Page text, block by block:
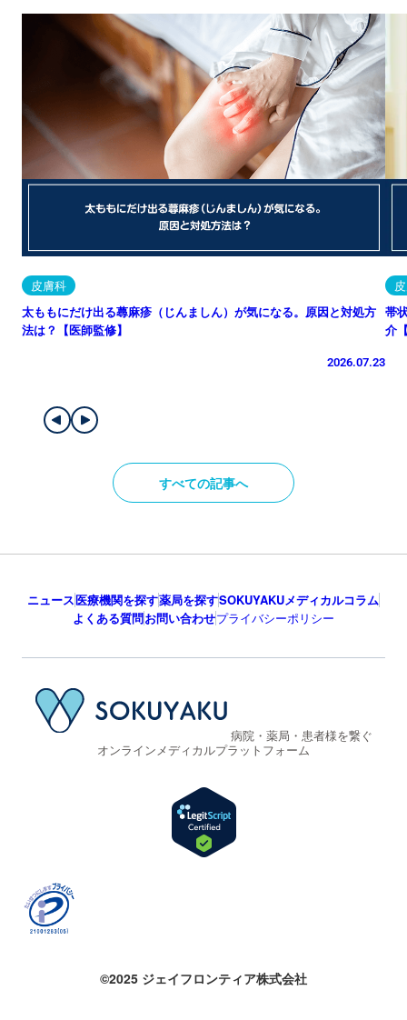
皮膚科
太ももにだけ出る蕁麻疹（じんましん）が気になる。原因と対処方
法は？【医師監修】
2026.07.23
帯
介
すべての記事へ
ニュース医療機関を探す薬局を探すSOKUYAKUメディカルコラム
よくある質問お問い合わせプライバシーポリシー
病院・薬局・患者様を繋ぐ
オンラインメディカルプラットフォーム
©2025 ジェイフロンティア株式会社